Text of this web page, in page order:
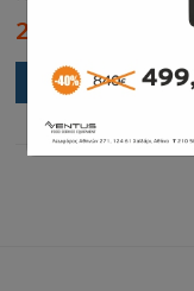
21.00€